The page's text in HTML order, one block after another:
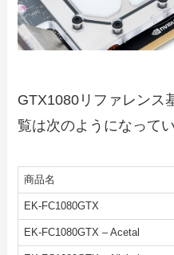
GTX1080リファレンス
覧は次のようになってい
商品名
EK-FC1080GTX
EK-FC1080GTX – Acetal